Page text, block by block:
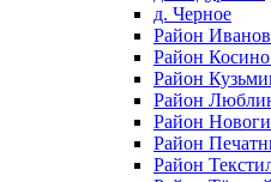
д. Черное
Район
Район
Район
Район
Район
Район
Район